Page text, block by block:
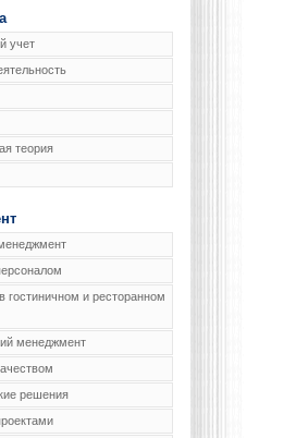
учет
теория
гостиничном и ресторанном
менеджмент
решения